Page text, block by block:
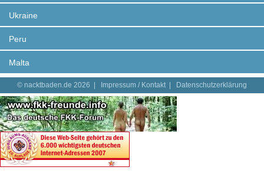
Ukraine
Peru
Malta
© nacktbaden.de 2026 | Impressum / Kontakt| Datenschutzerklärung